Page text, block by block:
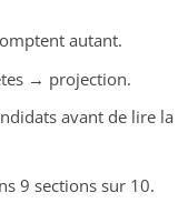
autant.
→ projection.
avant de lire la
9 sections sur 10.